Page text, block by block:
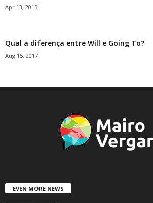
Apr 13, 2015
Qual a diferença entre Will e Going To?
Aug 15, 2017
EVEN MORE NEWS